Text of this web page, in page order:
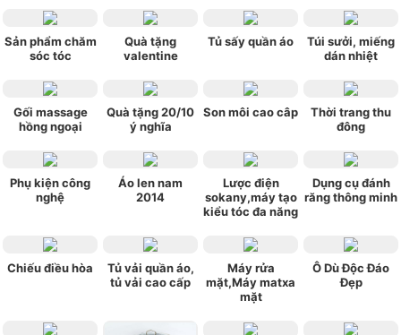
Sản phẩm chăm
sóc tóc
Quà tặng
valentine
Tủ sấy quần áo
Túi sưởi, miếng
dán nhiệt
Gối massage
hồng ngoại
Quà tặng 20/10
ý nghĩa
Son môi cao câp
Thời trang thu
đông
Phụ kiện công
nghệ
Áo len nam
2014
Lược điện
sokany,máy tạo
kiểu tóc đa năng
Dụng cụ đánh
răng thông minh
Chiếu điều hòa
Tủ vải quần áo,
tủ vải cao cấp
Máy rửa
mặt,Máy matxa
mặt
Ô Dù Độc Đáo
Đẹp